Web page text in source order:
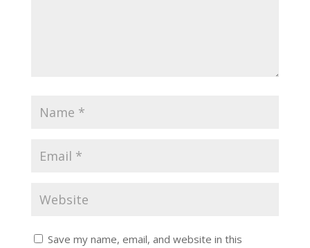
Save my name, email, and website in this